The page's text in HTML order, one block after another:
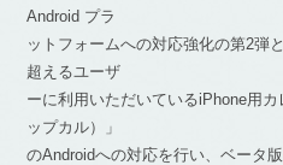
Android プラ
ットフォームへの対応強化の第2弾
超えるユーザ
ーに利用いただいているiPhone用
ップカル）」
のAndroidへの対応を行い、ベータ